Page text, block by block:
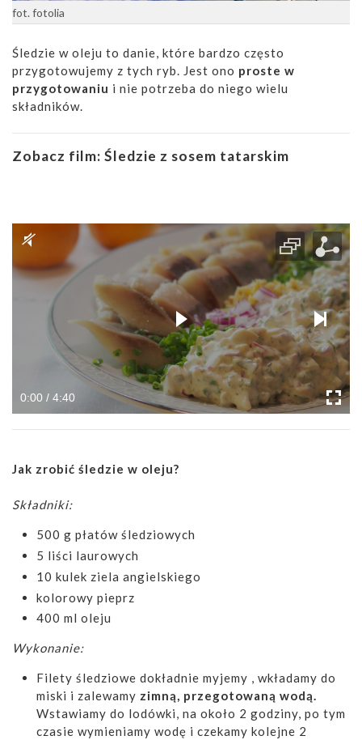
fot. fotolia
Śledzie w oleju to danie, które bardzo często
przygotowujemy z tych ryb. Jest ono proste w
przygotowaniu i nie potrzeba do niego wielu
składników.
Zobacz film: Śledzie z sosem tatarskim
0:00 / 4:40
Jak zrobić śledzie w oleju?
Składniki:
500 g płatów śledziowych
5 liści laurowych
10 kulek ziela angielskiego
kolorowy pieprz
400 ml oleju
Wykonanie:
Filety śledziowe dokładnie myjemy , wkładamy do
miski i zalewamy zimną, przegotowaną wodą.
Wstawiamy do lodówki, na około 2 godziny, po tym
czasie wymieniamy wodę i czekamy kolejne 2